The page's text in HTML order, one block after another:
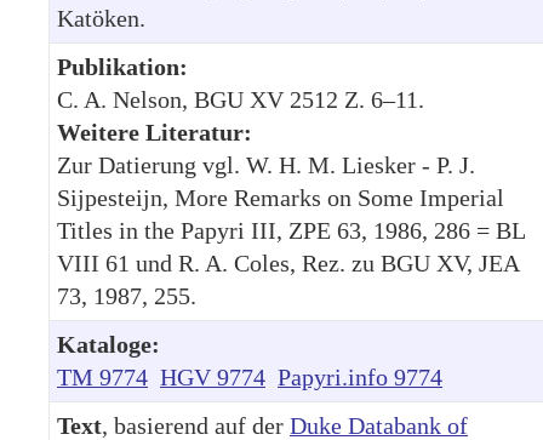
Katöken.
Publikation:
C. A. Nelson, BGU XV 2512 Z. 6–11.
Weitere Literatur:
Zur Datierung vgl. W. H. M. Liesker - P. J.
Sijpesteijn, More Remarks on Some Imperial
Titles in the Papyri III, ZPE 63, 1986, 286 = BL
VIII 61 und R. A. Coles, Rez. zu BGU XV, JEA
73, 1987, 255.
Kataloge:
TM 9774 HGV 9774 Papyri.info 9774
Text, basierend auf der Duke Databank of